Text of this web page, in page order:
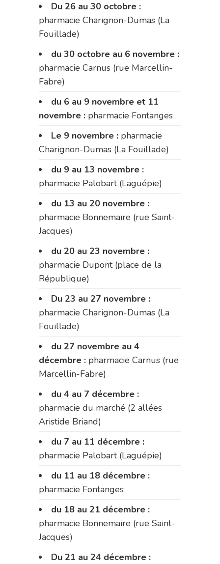
Du 26 au 30 octobre :
pharmacie Charignon-Dumas (La
Fouillade)
du 30 octobre au 6 novembre :
pharmacie Carnus (rue Marcellin-
Fabre)
du 6 au 9 novembre et 11
novembre : pharmacie Fontanges
Le 9 novembre : pharmacie
Charignon-Dumas (La Fouillade)
du 9 au 13 novembre :
pharmacie Palobart (Laguépie)
du 13 au 20 novembre :
pharmacie Bonnemaire (rue Saint-
Jacques)
du 20 au 23 novembre :
pharmacie Dupont (place de la
République)
Du 23 au 27 novembre :
pharmacie Charignon-Dumas (La
Fouillade)
du 27 novembre au 4
décembre : pharmacie Carnus (rue
Marcellin-Fabre)
du 4 au 7 décembre :
pharmacie du marché (2 allées
Aristide Briand)
du 7 au 11 décembre :
pharmacie Palobart (Laguépie)
du 11 au 18 décembre :
pharmacie Fontanges
du 18 au 21 décembre :
pharmacie Bonnemaire (rue Saint-
Jacques)
Du 21 au 24 décembre :